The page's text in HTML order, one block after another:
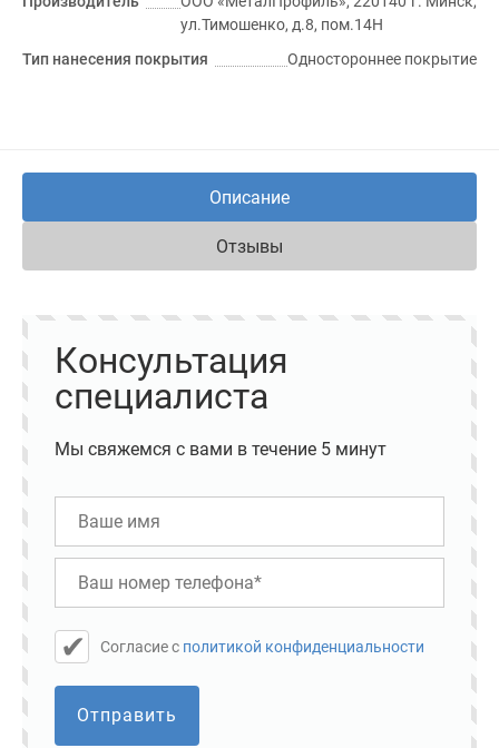
ул.Тимошенко, д.8, пом.14Н
Тип нанесения покрытия
Одностороннее покрытие
Описание
Отзывы
Консультация
специалиста
Мы свяжемся с вами в течение 5 минут
Cогласие с политикой конфиденциальности
Отправить